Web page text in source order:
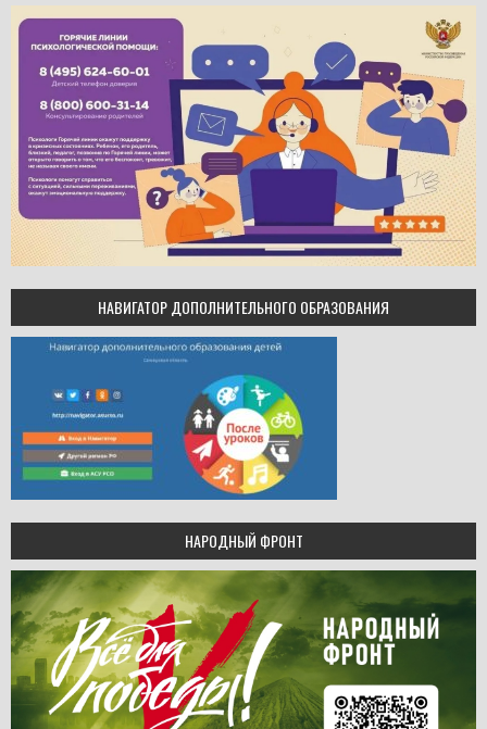
НАВИГАТОР ДОПОЛНИТЕЛЬНОГО ОБРАЗОВАНИЯ
НАРОДНЫЙ ФРОНТ